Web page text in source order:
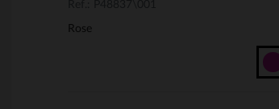
Rose